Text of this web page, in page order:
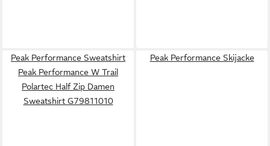
Peak Performance Sweatshirt
Peak Performance W Trail
Polartec Half Zip Damen
Sweatshirt G79811010
Peak Performance Skijacke